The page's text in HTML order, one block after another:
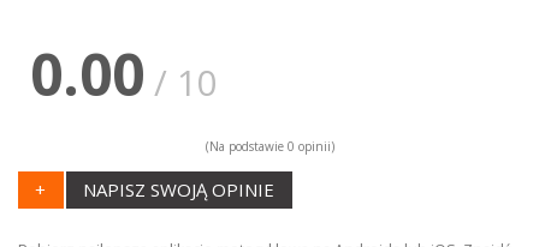
0.00 / 10
(Na podstawie 0 opinii)
+ NAPISZ SWOJĄ OPINIE